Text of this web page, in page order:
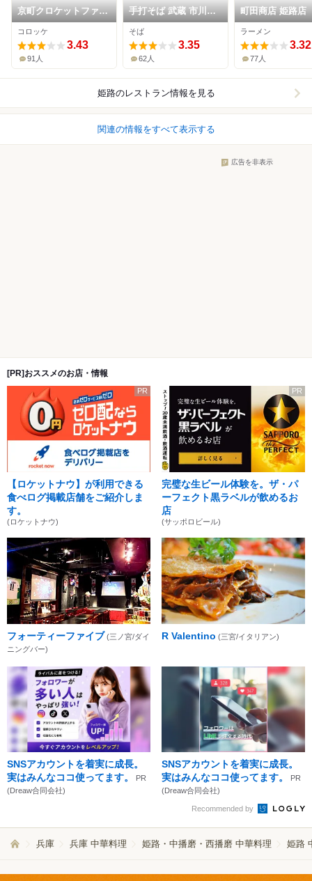
京町クロケットファミ
リー
コロッケ
3.43
91人
手打そば 武蔵 市川橋
店
そば
3.35
62人
町田商店 姫路店
ラーメン
3.32
77人
姫路のレストラン情報を見る
関連の情報をすべて表示する
広告を非表示
[PR]おススメのお店・情報
PR
【ロケットナウ】が利用できる
食べログ掲載店舗をご紹介しま
す。
(ロケットナウ)
PR
完璧な生ビール体験を。ザ・パ
ーフェクト黒ラベルが飲めるお
店
(サッポロビール)
フォーティーファイブ (三ノ宮/ダイ
ニングバー)
R Valentino (三宮/イタリアン)
SNSアカウントを着実に成長。
実はみんなココ使ってます。
PR
(Dreaw合同会社)
SNSアカウントを着実に成長。
実はみんなココ使ってます。
PR
(Dreaw合同会社)
Recommended by
兵庫 兵庫 中華料理 姫路・中播磨・西播磨 中華料理 姫路